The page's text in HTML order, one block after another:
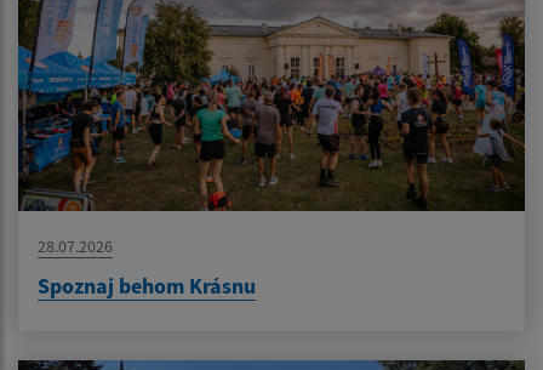
28.07.2026
Spoznaj behom Krásnu